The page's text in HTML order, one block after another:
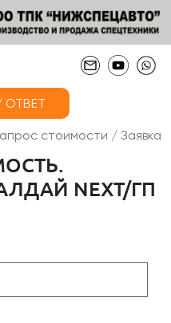
стоимости / Заявка
NEXT/ГП